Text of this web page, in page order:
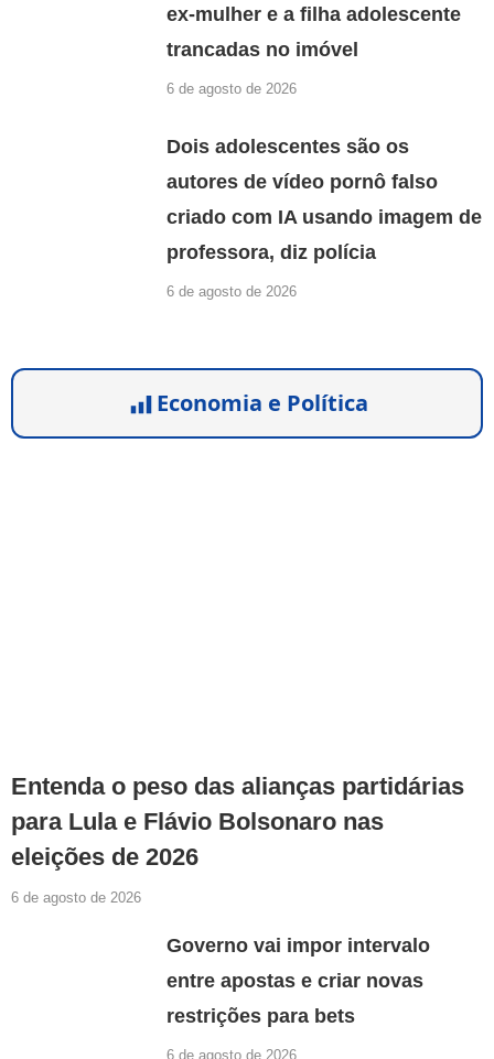
ex-mulher e a filha adolescente
trancadas no imóvel
6 de agosto de 2026
Dois adolescentes são os
autores de vídeo pornô falso
criado com IA usando imagem de
professora, diz polícia
6 de agosto de 2026
Economia e Política
Entenda o peso das alianças partidárias
para Lula e Flávio Bolsonaro nas
eleições de 2026
6 de agosto de 2026
Governo vai impor intervalo
entre apostas e criar novas
restrições para bets
6 de agosto de 2026